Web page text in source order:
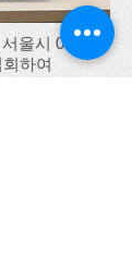
울시 00제안
하여